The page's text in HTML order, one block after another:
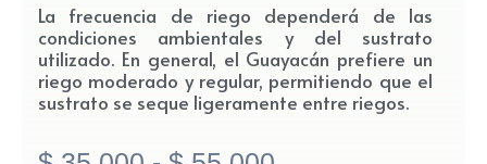
La frecuencia de riego dependerá de las
condiciones ambientales y del sustrato
utilizado. En general, el Guayacán prefiere un
riego moderado y regular, permitiendo que el
sustrato se seque ligeramente entre riegos.